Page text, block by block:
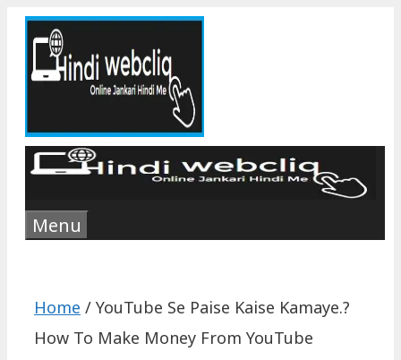
Skip
content
Menu
Home / YouTube Se Paise Kaise Kamaye.?
How To Make Money From YouTube